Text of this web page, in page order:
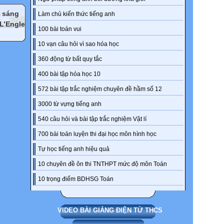
Làm chủ kiến thức tiếng anh
100 bài toán vui
10 vạn câu hỏi vì sao hóa học
360 động từ bất quy tắc
400 bài tập hóa học 10
572 bài tập trắc nghiệm chuyên đề hầm số 12
3000 từ vựng tiếng anh
540 câu hỏi và bài tập trắc nghiệm Vật lí
700 bài toán luyện thi đại học môn hình học
Tự học tiếng anh hiệu quả
10 chuyên đề ôn thi TNTHPT mức độ môn Toán
10 trọng điểm BDHSG Toán
VIDEO BÀI GIẢNG ĐIỆN TỬ THCS
sáng